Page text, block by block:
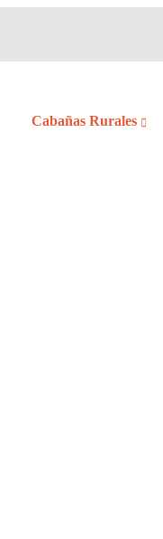
Cabañas Rurales